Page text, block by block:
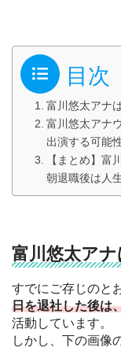
目次
富川悠太アナ
富川悠太アナ
出演する可能
【まとめ】富
朝退職後は人
富川悠太ア
すでにご存じのと
日を退社した後は
活動しています。
しかし、下の画像